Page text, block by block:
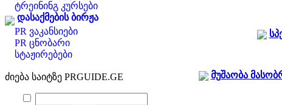
ტრეინინგ კურსები
დასაქმების ბირჟა
PR ვაკანსიები
PR ცნობარი
სტაჟირებები
ძიება საიტზე PRGUIDE.GE
მუშაობა